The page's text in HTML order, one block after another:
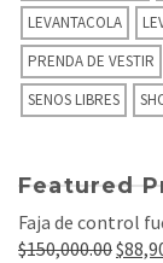
LEVANTACOLA
PRENDA DE VESTIR
SENOS LIBRES
Featured
Faja de control
$150,000.00El
$